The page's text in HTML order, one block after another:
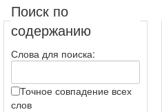
Поиск по
содержанию
Слова для поиска:
Точное совпадение всех
слов